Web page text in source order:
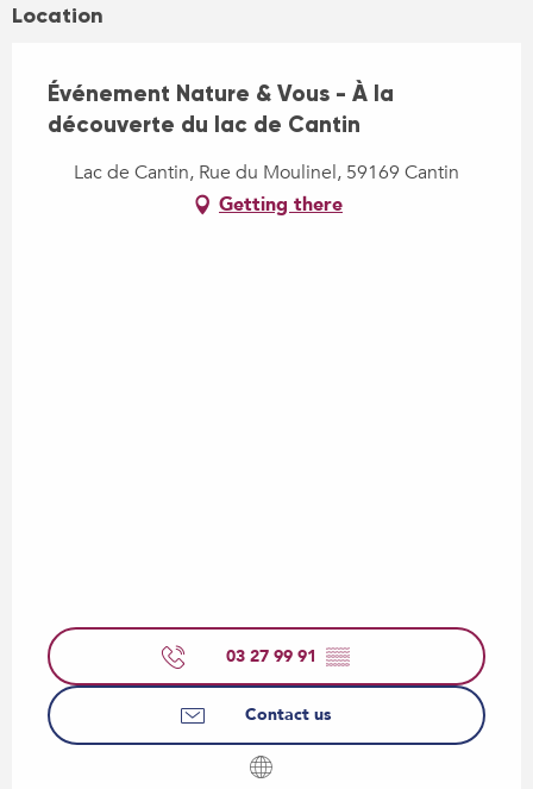
Location
Événement Nature & Vous - À la
découverte du lac de Cantin
Lac de Cantin, Rue du Moulinel, 59169 Cantin
Getting there
03 27 99 91 ▒▒
Contact us